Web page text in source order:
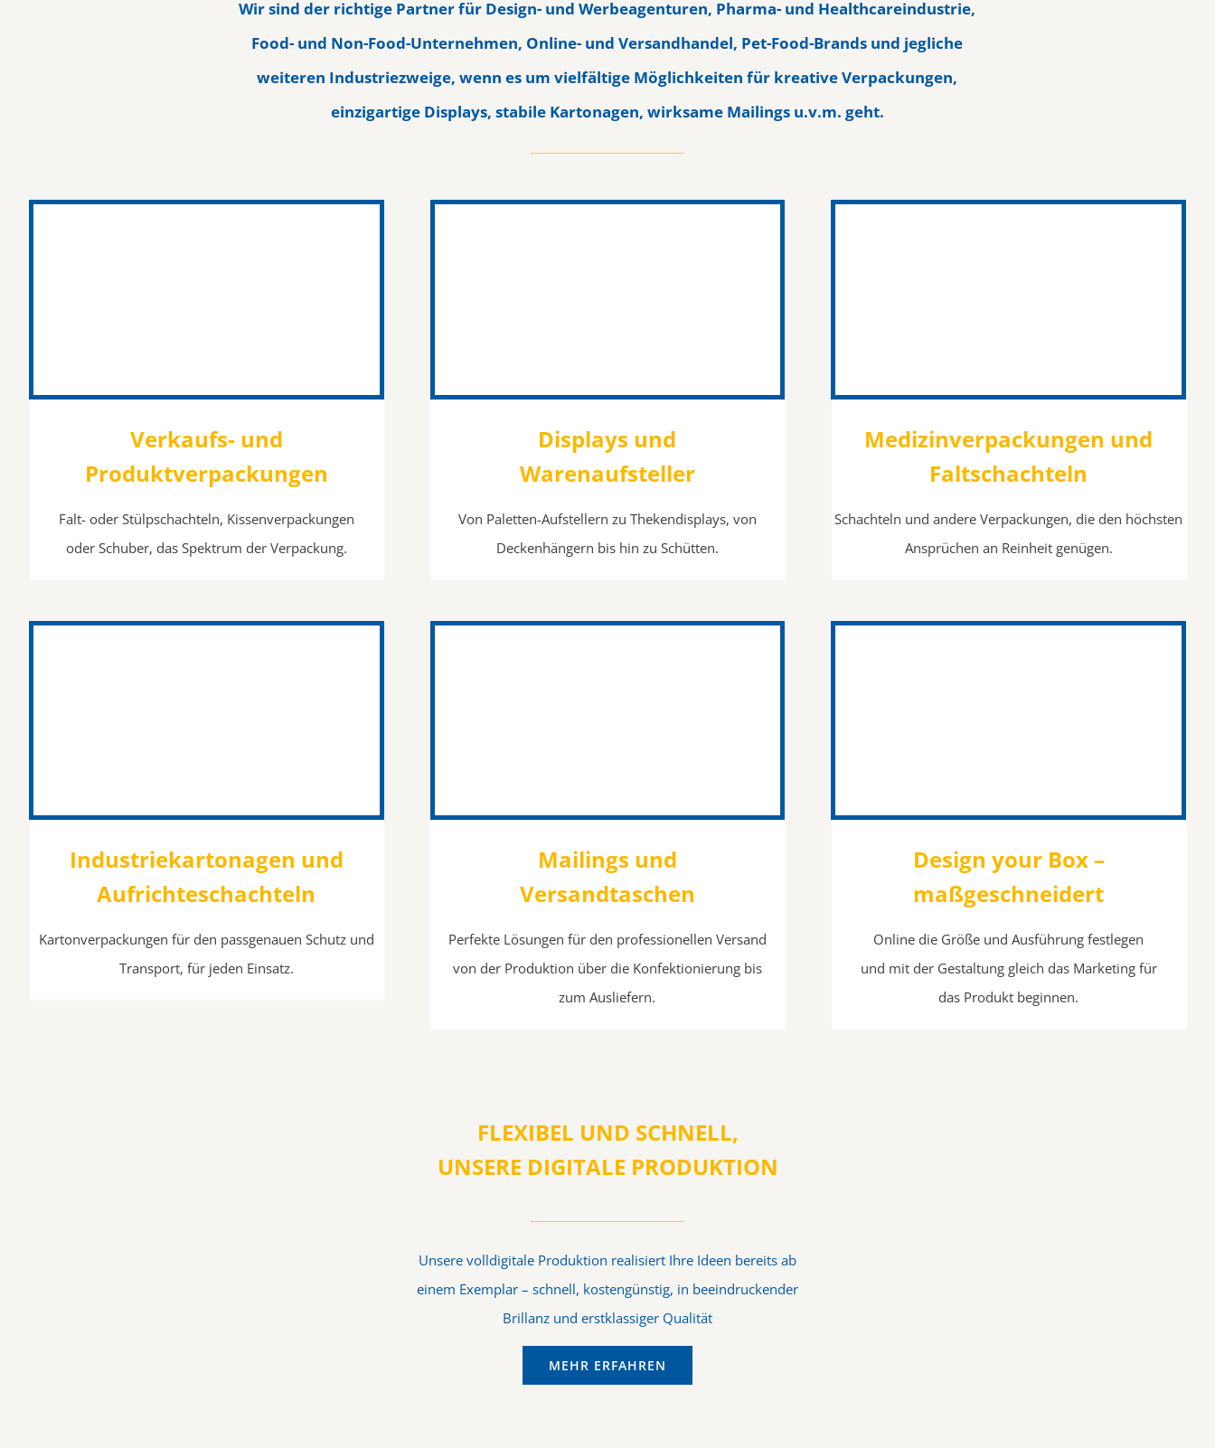
Wir sind der richtige Partner für Design- und Werbeagenturen, Pharma- und Healthcareindustrie,
Food- und Non-Food-Unternehmen, Online- und Versandhandel, Pet-Food-Brands und jegliche
weiteren Industriezweige, wenn es um vielfältige Möglichkeiten für kreative Verpackungen,
einzigartige Displays, stabile Kartonagen, wirksame Mailings u.v.m. geht.
Verkaufs- und
Produktverpackungen
Falt- oder Stülpschachteln, Kissenverpackungen
oder Schuber, das Spektrum der Verpackung.
Displays und
Warenaufsteller
Von Paletten-Aufstellern zu Thekendisplays, von
Deckenhängern bis hin zu Schütten.
Medizinverpackungen und
Faltschachteln
Schachteln und andere Verpackungen, die den höchsten
Ansprüchen an Reinheit genügen.
Industrie­kartonagen und
Aufrichte­schachteln
Kartonverpackungen für den passgenauen Schutz und
Transport, für jeden Einsatz.
Mailings und
Versandtaschen
Perfekte Lösungen für den professionellen Versand
von der Produktion über die Konfektionierung bis
zum Ausliefern.
Design your Box–
maßgeschneidert
Online die Größe und Ausführung festlegen
und mit der Gestaltung gleich das Marketing für
das Produkt beginnen.
FLEXIBEL UND SCHNELL,
UNSERE DIGITALE PRODUKTION
Unsere volldigitale Produktion realisiert Ihre Ideen bereits ab
einem Exemplar – schnell, kostengünstig, in beeindruckender
Brillanz und erstklassiger Qualität
MEHR ERFAHREN